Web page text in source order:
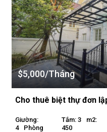
$5,000/Tháng
Giường:
4
Phòng
Tắm: 3
M2:
450